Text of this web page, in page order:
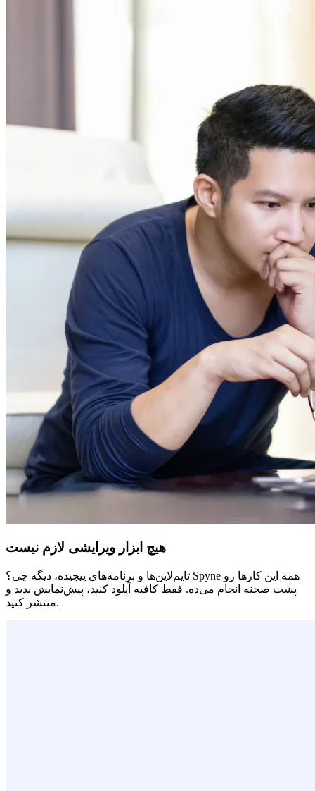
هیچ ابزار ویرایشی لازم نیست
تایم‌لاین‌ها و برنامه‌های پیچیده، دیگه چی؟ Spyne همه این کارها رو
پشت صحنه انجام می‌ده. فقط کافیه آپلود کنید، پیش‌نمایش بدید و
منتشر کنید.